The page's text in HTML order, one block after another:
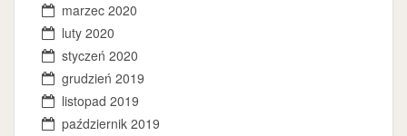
marzec 2020
luty 2020
styczeń 2020
grudzień 2019
listopad 2019
październik 2019